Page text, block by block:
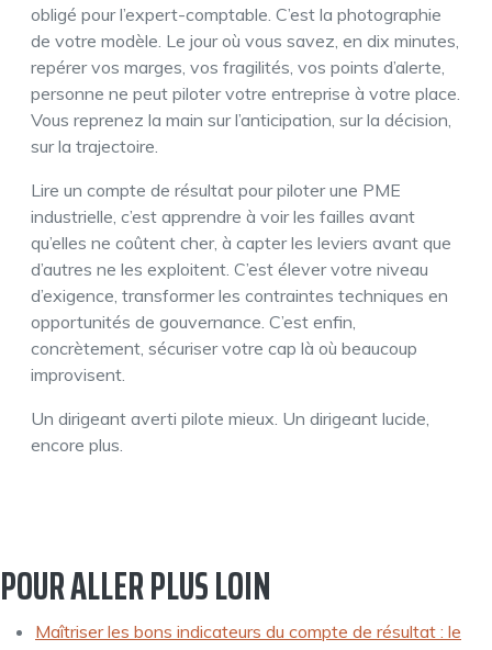
obligé pour l’expert-comptable. C’est la photographie
de votre modèle. Le jour où vous savez, en dix minutes,
repérer vos marges, vos fragilités, vos points d’alerte,
personne ne peut piloter votre entreprise à votre place.
Vous reprenez la main sur l’anticipation, sur la décision,
sur la trajectoire.
Lire un compte de résultat pour piloter une PME
industrielle, c’est apprendre à voir les failles avant
qu’elles ne coûtent cher, à capter les leviers avant que
d’autres ne les exploitent. C’est élever votre niveau
d’exigence, transformer les contraintes techniques en
opportunités de gouvernance. C’est enfin,
concrètement, sécuriser votre cap là où beaucoup
improvisent.
Un dirigeant averti pilote mieux. Un dirigeant lucide,
encore plus.
POUR ALLER PLUS LOIN
Maîtriser les bons indicateurs du compte de résultat : le